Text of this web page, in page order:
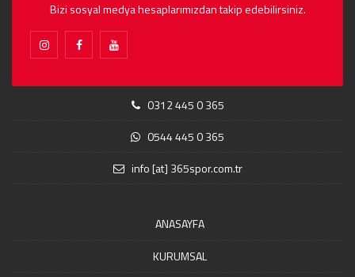
Bizi sosyal medya hesaplarımızdan takip edebilirsiniz.
0312 445 0 365
0544 445 0 365
info [at] 365spor.com.tr
ANASAYFA
KURUMSAL